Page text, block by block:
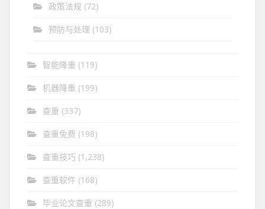
政策法规 (72)
预防与处理 (103)
智能降重 (119)
机器降重 (199)
查重 (337)
查重免费 (198)
查重技巧 (1,238)
查重软件 (168)
毕业论文查重 (289)